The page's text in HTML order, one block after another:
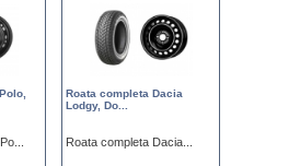
Roata completa Dacia
Lodgy, Do...
Roata completa Dacia...